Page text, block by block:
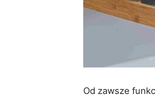
Od zawsze